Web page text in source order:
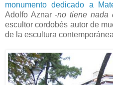
monumento dedicado a
Adolfo Aznar -no tiene nada
escultor cordobés autor de
de la escultura